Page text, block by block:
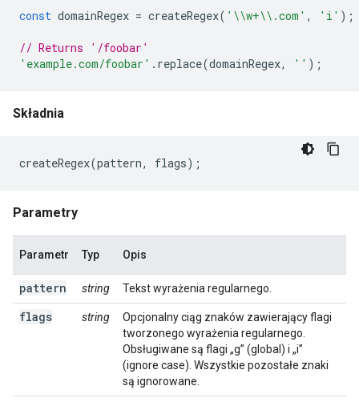
const domainRegex = createRegex( '\\w+\\.com' , 'i' );
// Returns '/foobar'
'example.com/foobar' . replace(domainRegex, '' );
Składnia
createRegex(pattern, flags);
Parametry
Parametr Typ Opis
pattern string Tekst wyrażenia regularnego.
flags string
Opcjonalny ciąg znaków zawierający flagi
tworzonego wyrażenia regularnego.
Obsługiwane są flagi „g” (global) i „i”
(ignore case). Wszystkie pozostałe znaki
są ignorowane.